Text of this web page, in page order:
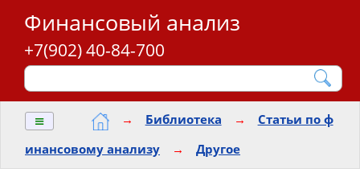
Финансовый анализ
+7(902) 40-84-700
≡ → Библиотека →
Статьи по ф
инансовому анализу
→ Другое